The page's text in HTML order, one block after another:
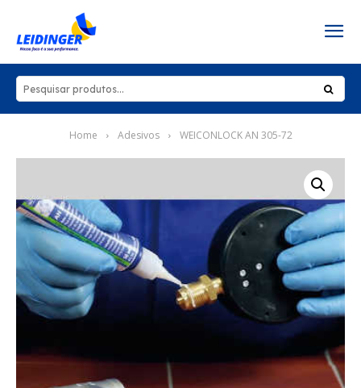
Home Adesivos WEICONLOCK AN 305-72